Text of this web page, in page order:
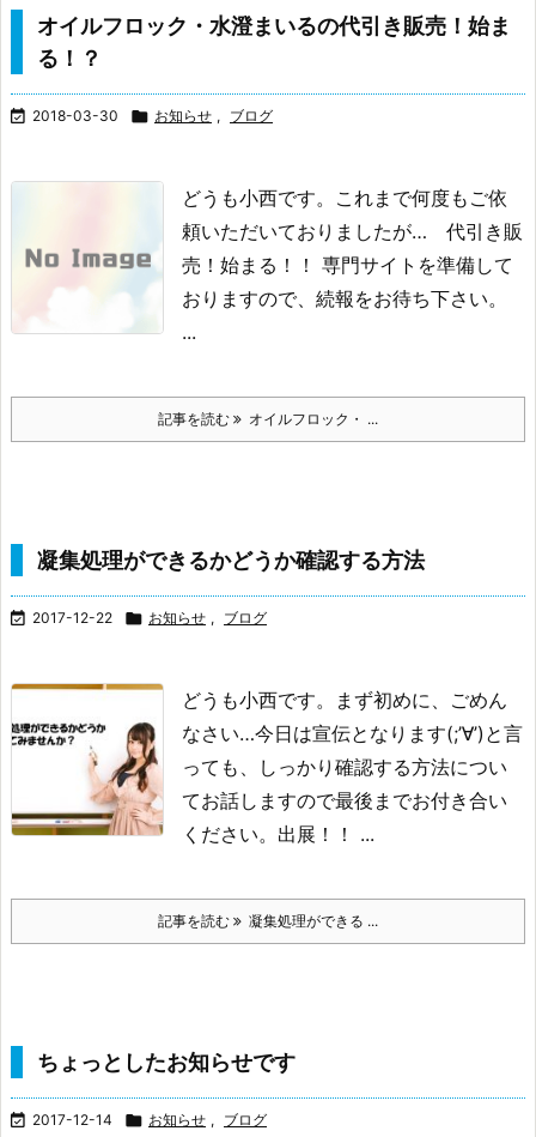
オイルフロック・水澄まいるの代引き販売！始ま
る！？
 2018-03-30  お知らせ , ブログ
どうも小西です。 これまで何度もご依
頼いただいておりましたが…
代引き販
売！始まる！！ 専門サイトを準備して
おりますので、続報をお待ち下さい。
...
記事を読む オイルフロック・ ...
凝集処理ができるかどうか確認する方法
 2017-12-22  お知らせ , ブログ
どうも小西です。
まず初めに、ごめん
なさい…今日は宣伝となります(;’∀’) と言
っても、しっかり確認する方法につい
てお話しますので最後までお付き合い
ください。 出展！！ ...
記事を読む 凝集処理ができる ...
ちょっとしたお知らせです
 2017-12-14  お知らせ , ブログ